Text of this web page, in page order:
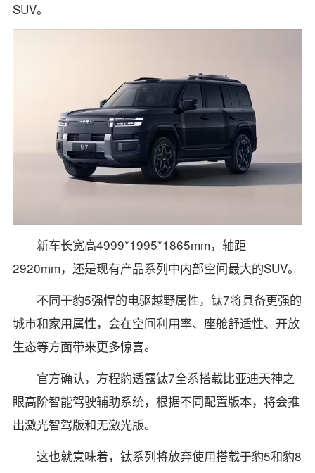
SUV。
新车长宽高4999*1995*1865mm，轴距
2920mm，还是现有产品系列中内部空间最大的SUV。
不同于豹5强悍的电驱越野属性，钛7将具备更强的
城市和家用属性，会在空间利用率、座舱舒适性、开放
生态等方面带来更多惊喜。
官方确认，方程豹透露钛7全系搭载比亚迪天神之
眼高阶智能驾驶辅助系统，根据不同配置版本，将会推
出激光智驾版和无激光版。
这也就意味着，钛系列将放弃使用搭载于豹5和豹8